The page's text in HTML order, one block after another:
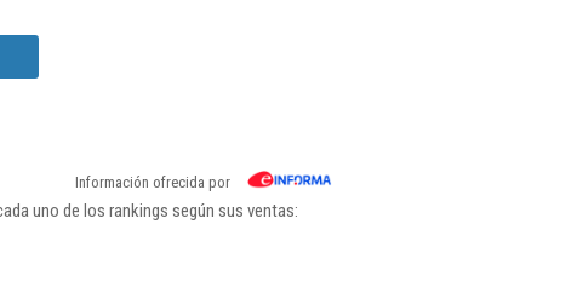
Información ofrecida por
uno de los rankings según sus ventas: